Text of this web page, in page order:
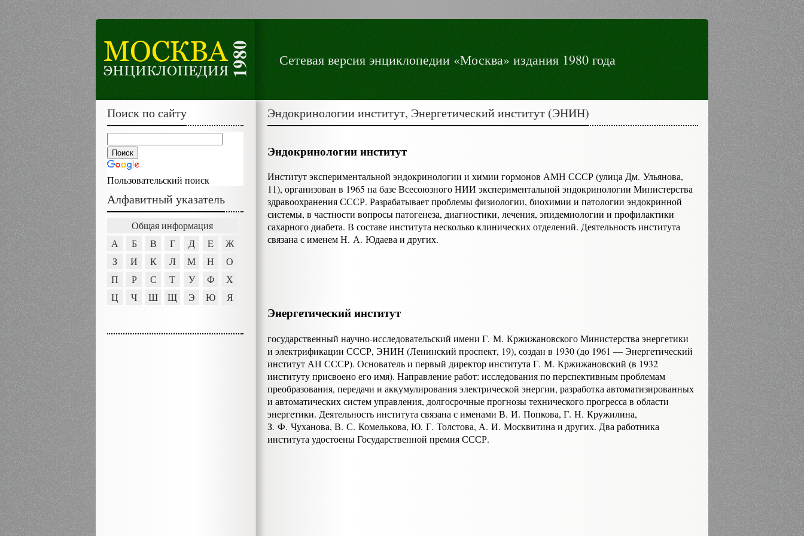
Сетевая версия энциклопедии «Москва» издания 1980 года
Эндокринологии институт, Энергетический институт (ЭНИН)
Эндокринологии институт
Институт экспериментальной эндокринологии и химии гормонов АМН СССР (улица Дм. Ульянова,
11), организован в 1965 на базе Всесоюзного НИИ экспериментальной эндокринологии Министерства
здравоохранения СССР. Разрабатывает проблемы физиологии, биохимии и патологии эндокринной
системы, в частности вопросы патогенеза, диагностики, лечения, эпидемиологии и профилактики
сахарного диабета. В составе института несколько клинических отделений. Деятельность института
связана с именем Н. А. Юдаева и других.
Энергетический институт
государственный научно-исследовательский имени Г. М. Кржижановского Министерства энергетики
и электрификации СССР, ЭНИН (Ленинский проспект, 19), создан в 1930 (до 1961 — Энергетический
институт АН СССР). Основатель и первый директор института Г. М. Кржижановский (в 1932
институту присвоено его имя). Направление работ: исследования по перспективным проблемам
преобразования, передачи и аккумулирования электрической энергии, разработка автоматизированных
и автоматических систем управления, долгосрочные прогнозы технического прогресса в области
энергетики. Деятельность института связана с именами В. И. Попкова, Г. Н. Кружилина,
З. Ф. Чуханова, В. С. Комелькова, Ю. Г. Толстова, А. И. Москвитина и других. Два работника
института удостоены Государственной премия СССР.
Поиск по сайту
Пользовательский поиск
Алфавитный указатель
Общая информация
А
Б В Г Д E
Ж
З
И К Л М Н
О
П
Р С Т У Ф
Х
Ц
Ч Ш Щ Э Ю Я